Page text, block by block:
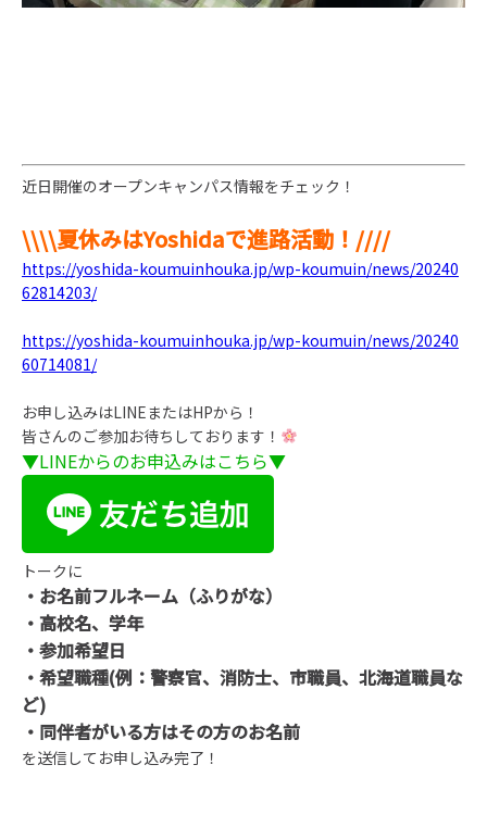
近日開催のオープンキャンパス情報をチェック！
\\\\夏休みはYoshidaで進路活動！////
https://yoshida-koumuinhouka.jp/wp-koumuin/news/20240
62814203/
https://yoshida-koumuinhouka.jp/wp-koumuin/news/20240
60714081/
お申し込みはLINEまたはHPから！
皆さんのご参加お待ちしております！
▼LINEからのお申込みはこちら▼
トークに
・お名前フルネーム（ふりがな）
・高校名、学年
・参加希望日
・希望職種(例：警察官、消防士、市職員、北海道職員な
ど)
・同伴者がいる方はその方のお名前
を送信してお申し込み完了！